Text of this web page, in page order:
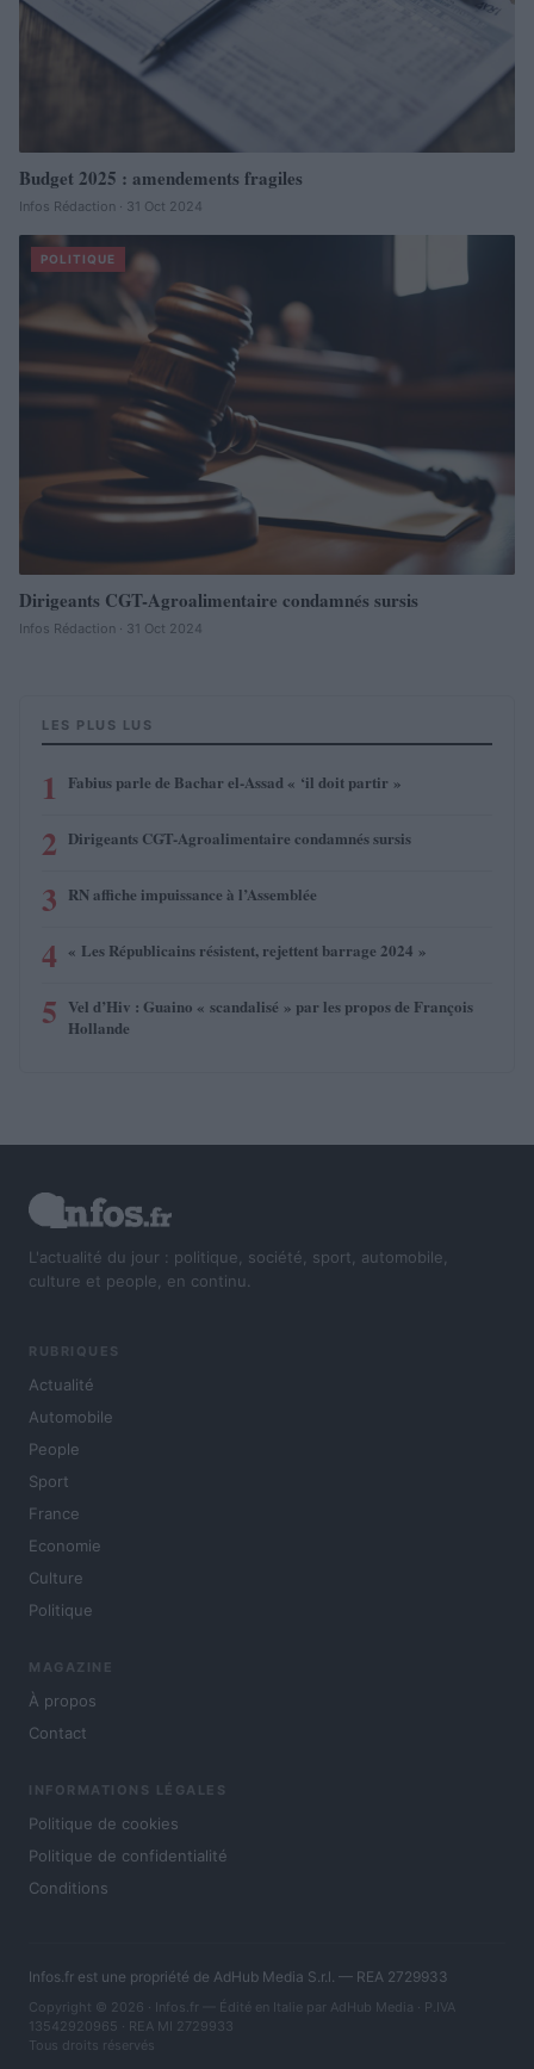
Budget 2025 : amendements fragiles
Infos Rédaction · 31 Oct 2024
POLITIQUE
Dirigeants CGT-Agroalimentaire condamnés sursis
Infos Rédaction · 31 Oct 2024
LES PLUS LUS
1 Fabius parle de Bachar el-Assad « ‘il doit partir »
2 Dirigeants CGT-Agroalimentaire condamnés sursis
3 RN affiche impuissance à l’Assemblée
4 « Les Républicains résistent, rejettent barrage 2024 »
5 Vel d’Hiv : Guaino « scandalisé » par les propos de François
Hollande
L'actualité du jour : politique, société, sport, automobile,
culture et people, en continu.
RUBRIQUES
Actualité
Automobile
People
Sport
France
Economie
Culture
Politique
MAGAZINE
À propos
Contact
INFORMATIONS LÉGALES
Politique de cookies
Politique de confidentialité
Conditions
Infos.fr est une propriété de AdHub Media S.r.l. — REA 2729933
Copyright © 2026 · Infos.fr — Édité en Italie par AdHub Media · P.IVA
13542920965 · REA MI 2729933
Tous droits réservés